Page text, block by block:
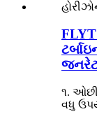
FLYT
૧.
વધુ